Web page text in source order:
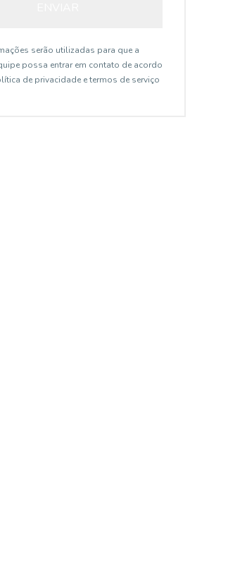
serão utilizadas para que a
possa entrar em contato de acordo
de privacidade e termos de serviço